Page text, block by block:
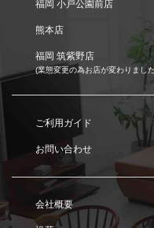
福岡 小戸公園前店
熊本店
福岡 筑紫野店
(業態変更の為お店が変わりまし
ご利用ガイド
お問い合わせ
会社概要